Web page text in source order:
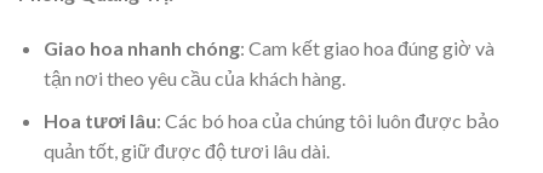
Giao hoa nhanh chóng: Cam kết giao hoa đúng giờ và
tận nơi theo yêu cầu của khách hàng.
Hoa tươi lâu: Các bó hoa của chúng tôi luôn được bảo
quản tốt, giữ được độ tươi lâu dài.